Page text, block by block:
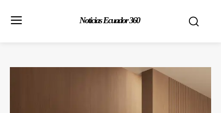
Noticias Ecuador 360